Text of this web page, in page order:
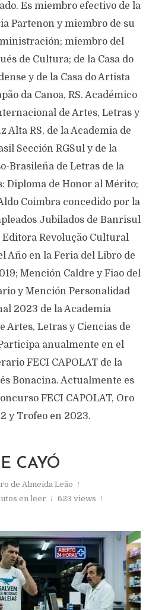
Es miembro efectivo de la
Partenon y miembro de su
miembro del
de Cultura; de la Casa do
y de la Casa do Artista
da Canoa, RS. Académico
de Artes, Letras y
Alta RS, de la Academia de
Sección RGSul y de la
Brasileña de Letras de la
Diploma de Honor al Mérito;
Coimbra concedido por la
Jubilados de Banrisul
Editora Revolução Cultural
Año en la Feria del Libro de
Mención Caldre y Fiao del
y Mención Personalidad
2023 de la Academia
Artes, Letras y Ciencias de
anualmente en el
FECI CAPOLAT de la
Bonacina. Actualmente es
FECI CAPOLAT, Oro
y Trofeo en 2023.
CAYÓ
de Almeida Leão
en leer
623 views